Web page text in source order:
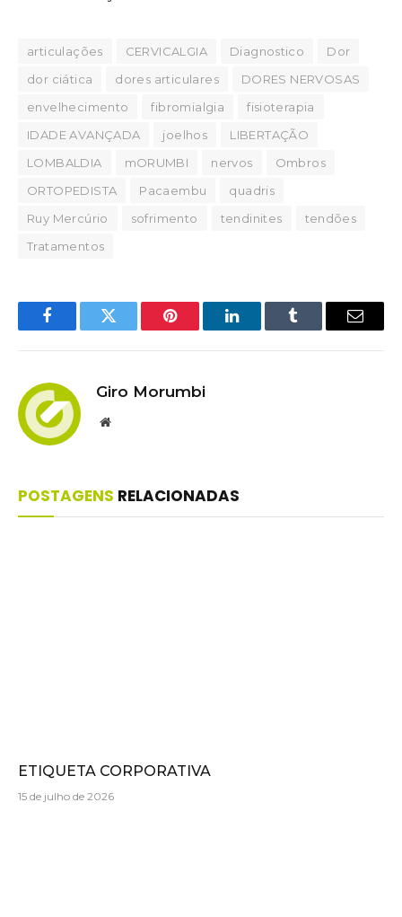
articulações CERVICALGIA Diagnostico
Dor
dor ciática
dores articulares
DORES NERVOSAS
envelhecimento
fibromialgia
fisioterapia
IDADE AVANÇADA
joelhos
LIBERTAÇÃO
LOMBALDIA
mORUMBI nervos
Ombros
ORTOPEDISTA
Pacaembu
quadris
Ruy Mercúrio
sofrimento tendinites
tendões
Tratamentos
FacebookTwitter Pinterest LinkedInTumblr Email
Giro Morumbi
Website
POSTAGENS RELACIONADAS
ETIQUETA CORPORATIVA
15 de julho de 2026